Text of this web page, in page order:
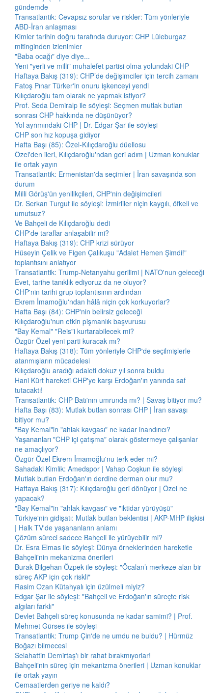
gündemde
Transatlantik: Cevapsız sorular ve riskler: Tüm yönleriyle
ABD-İran anlaşması
Kimler tarihin doğru tarafında duruyor: CHP Lüleburgaz
mitinginden izlenimler
"Baba ocağı" diye diye...
Yeni "yerli ve milli" muhalefet partisi olma yolundaki CHP
Haftaya Bakış (319): CHP’de değişimciler için tercih zamanı
Fatoş Pınar Türker'in onuru işkenceyi yendi
Kılıçdaroğlu tam olarak ne yapmak istiyor?
Prof. Seda Demiralp ile söyleşi: Seçmen mutlak butlan
sonrası CHP hakkında ne düşünüyor?
Yol ayrımındaki CHP | Dr. Edgar Şar ile söyleşi
CHP son hız kopuşa gidiyor
Hafta Başı (85): Özel-Kılıçdaroğlu düellosu
Özel'den ileri, Kılıçdaroğlu'ndan geri adım | Uzman konuklar
ile ortak yayın
Transatlantik: Ermenistan'da seçimler | İran savaşında son
durum
Milli Görüş'ün yenilikçileri, CHP'nin değişimcileri
Dr. Serkan Turgut ile söyleşi: İzmirliler niçin kaygılı, öfkeli ve
umutsuz?
Ve Bahçeli de Kılıçdaroğlu dedi
CHP'de taraflar anlaşabilir mi?
Haftaya Bakış (319): CHP krizi sürüyor
Hüseyin Çelik ve Figen Çalıkuşu "Adalet Hemen Şimdi!"
toplantısını anlatıyor
Transatlantik: Trump-Netanyahu gerilimi | NATO'nun geleceği
Evet, tarihe tanıklık ediyoruz da ne oluyor?
CHP'nin tarihi grup toplantısının ardından
Ekrem İmamoğlu'ndan hâlâ niçin çok korkuyorlar?
Hafta Başı (84): CHP'nin belirsiz geleceği
Kılıçdaroğlu'nun etkin pişmanlık başvurusu
"Bay Kemal" "Reis"i kurtarabilecek mi?
Özgür Özel yeni parti kuracak mı?
Haftaya Bakış (318): Tüm yönleriyle CHP'de seçilmişlerle
atanmışların mücadelesi
Kılıçdaroğlu aradığı adaleti dokuz yıl sonra buldu
Hani Kürt hareketi CHP'ye karşı Erdoğan'ın yanında saf
tutacaktı!
Transatlantik: CHP Batı'nın umrunda mı? | Savaş bitiyor mu?
Hafta Başı (83): Mutlak butlan sonrası CHP | İran savaşı
bitiyor mu?
"Bay Kemal"in "ahlak kavgası" ne kadar inandırıcı?
Yaşananları "CHP içi çatışma" olarak göstermeye çalışanlar
ne amaçlıyor?
Özgür Özel Ekrem İmamoğlu'nu terk eder mi?
Sahadaki Kimlik: Amedspor | Vahap Coşkun ile söyleşi
Mutlak butlan Erdoğan'ın derdine derman olur mu?
Haftaya Bakış (317): Kılıçdaroğlu geri dönüyor | Özel ne
yapacak?
"Bay Kemal"in "ahlak kavgası" ve "iktidar yürüyüşü"
Türkiye'nin gidişatı: Mutlak butlan beklentisi | AKP-MHP ilişkisi
| Halk TV'de yaşananların anlamı
Çözüm süreci sadece Bahçeli ile yürüyebilir mi?
Dr. Esra Elmas ile söyleşi: Dünya örneklerinden hareketle
Bahçeli'nin mekanizma önerileri
Burak Bilgehan Özpek ile söyleşi: "Öcalan’ı merkeze alan bir
süreç AKP için çok riskli"
Rasim Ozan Kütahyalı için üzülmeli miyiz?
Edgar Şar ile söyleşi: "Bahçeli ve Erdoğan'ın süreçte risk
algıları farklı"
Devlet Bahçeli süreç konusunda ne kadar samimi? | Prof.
Mehmet Gürses ile söyleşi
Transatlantik: Trump Çin'de ne umdu ne buldu? | Hürmüz
Boğazı bilmecesi
Selahattin Demirtaş'ı bir rahat bırakmıyorlar!
Bahçeli'nin süreç için mekanizma önerileri | Uzman konuklar
ile ortak yayın
Cemaatlerden geriye ne kaldı?